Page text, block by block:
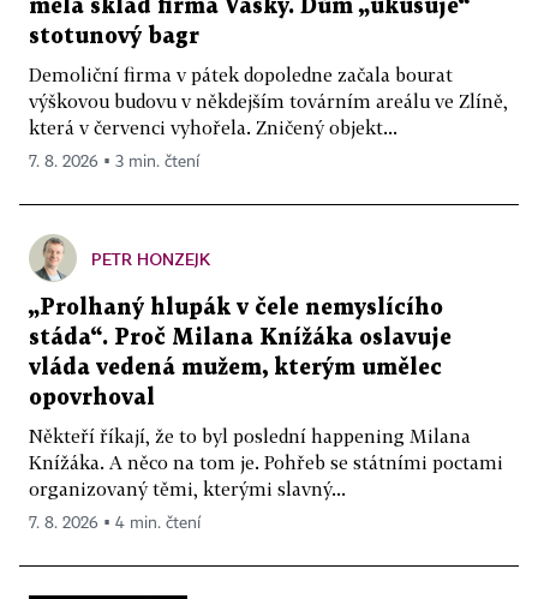
měla sklad firma Vasky. Dům „ukusuje“
stotunový bagr
Demoliční firma v pátek dopoledne začala bourat
výškovou budovu v někdejším továrním areálu ve Zlíně,
která v červenci vyhořela. Zničený objekt...
7. 8. 2026 ▪ 3 min. čtení
PETR HONZEJK
„Prolhaný hlupák v čele nemyslícího
stáda“. Proč Milana Knížáka oslavuje
vláda vedená mužem, kterým umělec
opovrhoval
Někteří říkají, že to byl poslední happening Milana
Knížáka. A něco na tom je. Pohřeb se státními poctami
organizovaný těmi, kterými slavný...
7. 8. 2026 ▪ 4 min. čtení